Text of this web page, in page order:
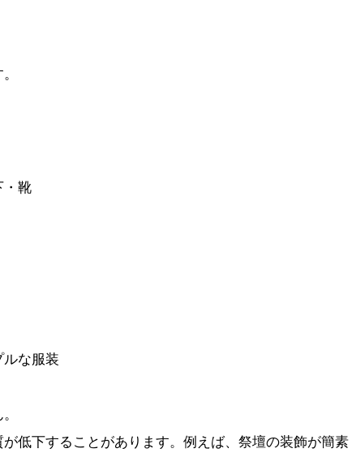
・靴
な服装
低下することがあります。例えば、祭壇の装飾が簡素